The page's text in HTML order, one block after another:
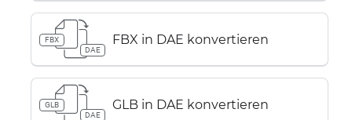
FBX
DAE
FBX in DAE konvertieren
GLB
DAE
GLB in DAE konvertieren